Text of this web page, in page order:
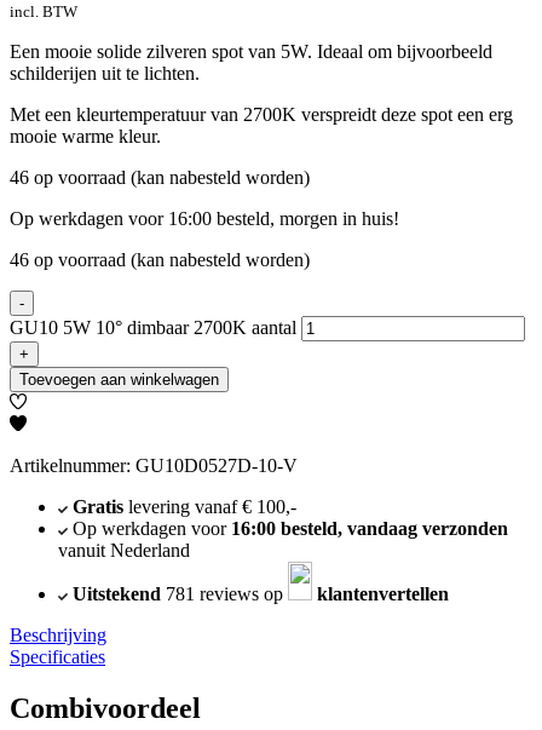
incl. BTW
Een mooie solide zilveren spot van 5W. Ideaal om bijvoorbeeld
schilderijen uit te lichten.
Met een kleurtemperatuur van 2700K verspreidt deze spot een erg
mooie warme kleur.
46 op voorraad (kan nabesteld worden)
Op werkdagen voor 16:00 besteld, morgen in huis!
46 op voorraad (kan nabesteld worden)
-
GU10 5W 10° dimbaar 2700K aantal
+
Toevoegen aan winkelwagen
Artikelnummer: GU10D0527D-10-V
Gratislevering vanaf € 100,-
Op werkdagen voor 16:00 besteld, vandaag verzonden
vanuit Nederland
Uitstekend 781 reviews op
klantenvertellen
Beschrijving
Specificaties
Combivoordeel